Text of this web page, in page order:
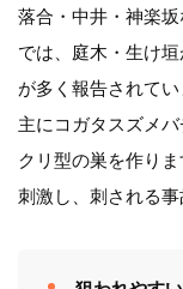
落合・中井・神楽
では、庭木・生け
が多く報告されて
主にコガタスズメ
クリ型の巣を作り
刺激し、刺される事